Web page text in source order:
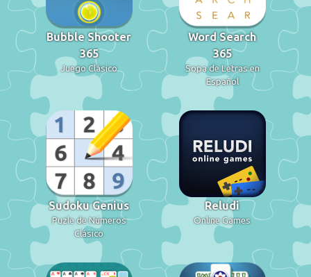
Bubble Shooter
365
Juego Clásico
Word Search
365
Sopa de Letras en
Español
Sudoku Genius
Puzle de Números
Clásico
Reludi
Online Games